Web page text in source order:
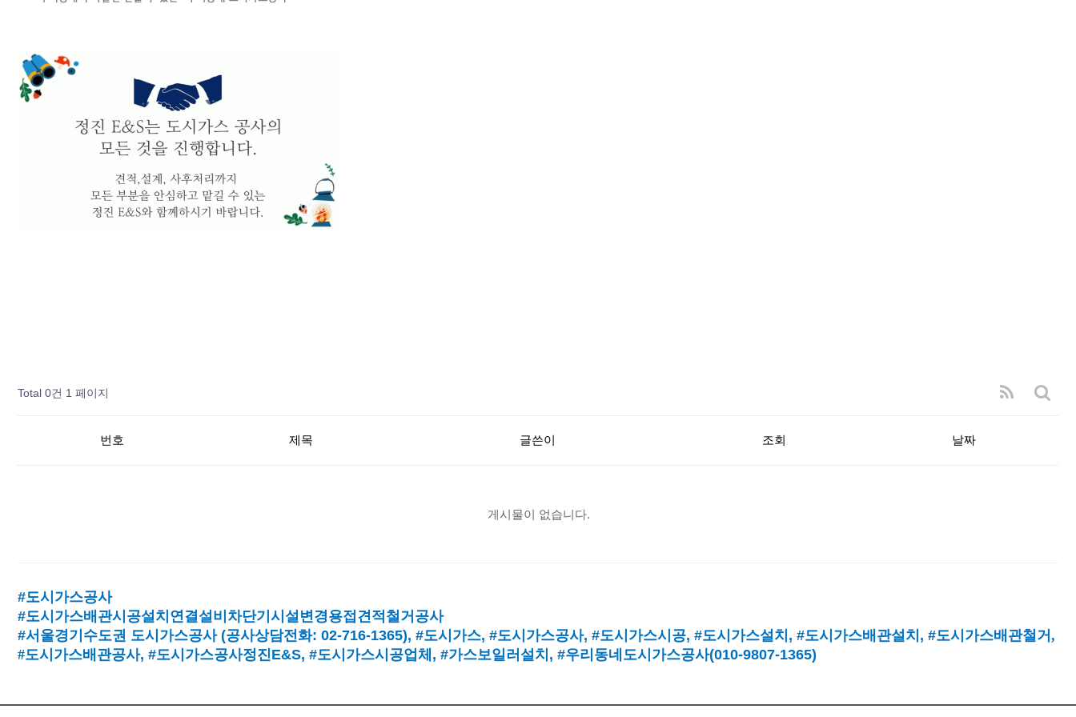
Total 0건 1 페이지
번호 제목 글쓴이 조회 날짜
게시물이 없습니다.
#도시가스공사
#도시가스배관시공설치연결설비차단기시설변경용접견적철거공사
#서울경기수도권 도시가스공사 (공사상담전화: 02-716-1365), #도시가스, #도시가스공사, #도시가스시공, #도시가스설치 , #도시가스배관설치 , #도시가스배관철거,
#도시가스배관공사, #도시가스공사정진E&S, #도시가스시공업체 , #가스보일러설치 , #우리동네도시가스공사(010-9807-1365)